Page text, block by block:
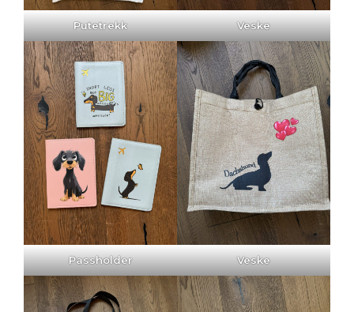
Putetrekk Veske
Passholder Veske